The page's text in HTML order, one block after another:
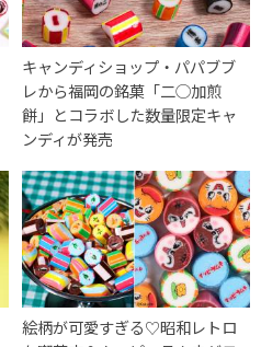
キャンディショップ・パパブブ
レから福岡の銘菓「二◯加煎
餅」とコラボした数量限定キャ
ンディが発売
絵柄が可愛すぎる♡昭和レトロ